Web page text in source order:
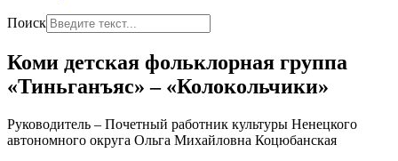
Поиск
Коми детская фольклорная группа
«Тиньганъяс» – «Колокольчики»
Руководитель – Почетный работник культуры Ненецкого
автономного округа Ольга Михайловна Коцюбанская